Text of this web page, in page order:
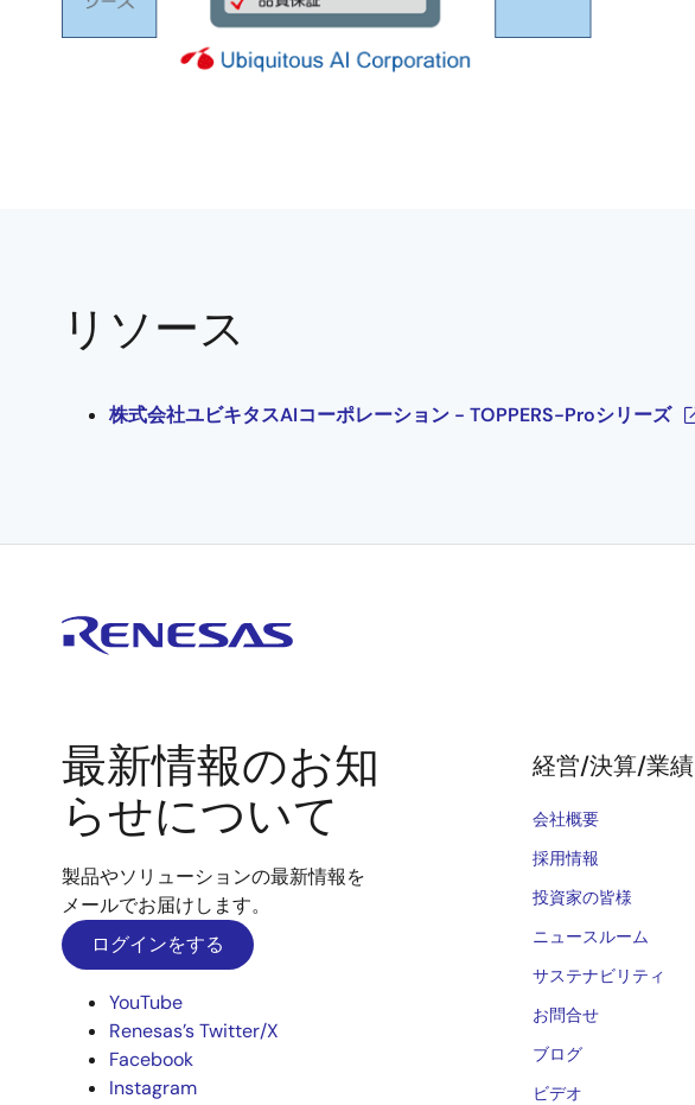
リソース
株式会社ユビキタスAIコーポレーション - TOPPERS-Proシリーズ
最新情報のお知
らせについて
製品やソリューションの最新情報を
メールでお届けします。
ログインをする
YouTube
Renesas’s Twitter/X
Facebook
Instagram
経営/決算/業績
会社概要
採用情報
投資家の皆様
ニュースルーム
サステナビリティ
お問合せ
ブログ
ビデオ